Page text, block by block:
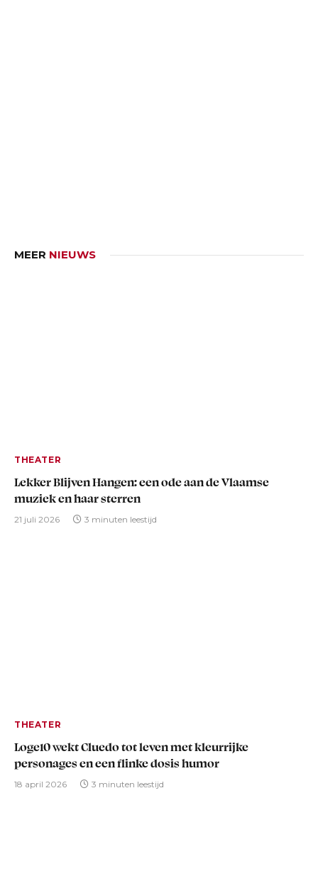
MEER NIEUWS
THEATER
Lekker Blijven Hangen: een ode aan de Vlaamse
muziek en haar sterren
21 juli 2026 3 minuten leestijd
THEATER
Loge10 wekt Cluedo tot leven met kleurrijke
personages en een flinke dosis humor
18 april 2026 3 minuten leestijd